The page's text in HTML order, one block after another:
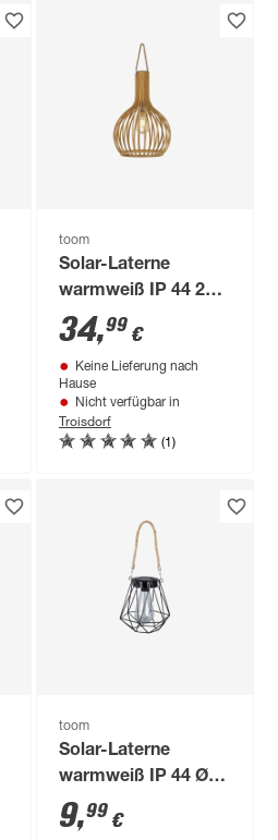
toom
Solar-Laterne
warmweiß IP 44 27 x
40 cm
34,99 €
Keine Lieferung nach
Hause
Nicht verfügbar in
Troisdorf
(1)
toom
Solar-Laterne
warmweiß IP 44 Ø
16,5 x 35 cm
9,99 €